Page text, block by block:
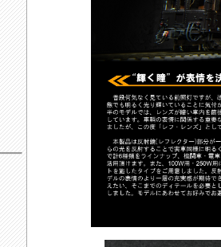
エコーモデ
浅間模型「
10/26 UP
鉄道模型ひ
売！10/16
よろず日誌
タログ 新発
点」新発売！